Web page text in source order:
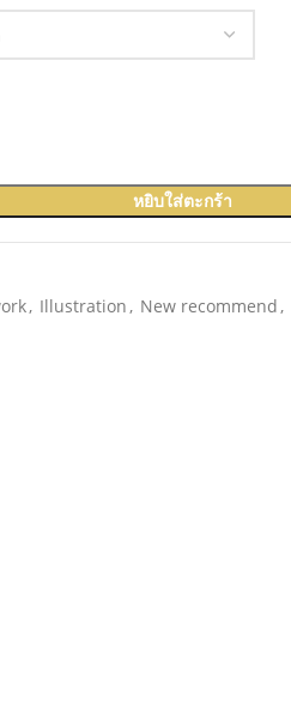
หยิบใส่ตะกร้า
, Illustration , New recommend ,